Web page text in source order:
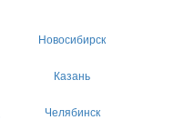
Новосибирск
Казань
Челябинск